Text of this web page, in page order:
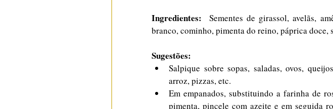
Ingredientes:
Sementes de girassol, avelãs,
branco, cominho, pimenta do reino, páprica doce,
Sugestões:
Salpique sobre sopas, saladas, ovos,
arroz, pizzas, etc.
Em empanados, substituindo a farinha de
pimenta, pincele com azeite e em seguida